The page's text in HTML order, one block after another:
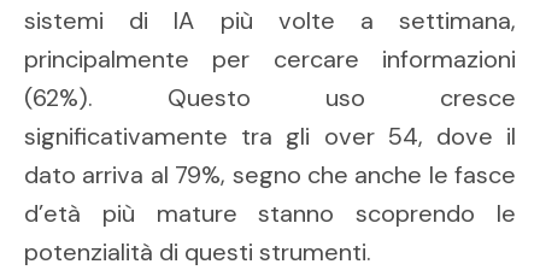
sistemi di IA più volte a settimana,
principalmente per cercare informazioni
(62%). Questo uso cresce
significativamente tra gli over 54, dove il
dato arriva al 79%, segno che anche le fasce
d’età più mature stanno scoprendo le
potenzialità di questi strumenti.